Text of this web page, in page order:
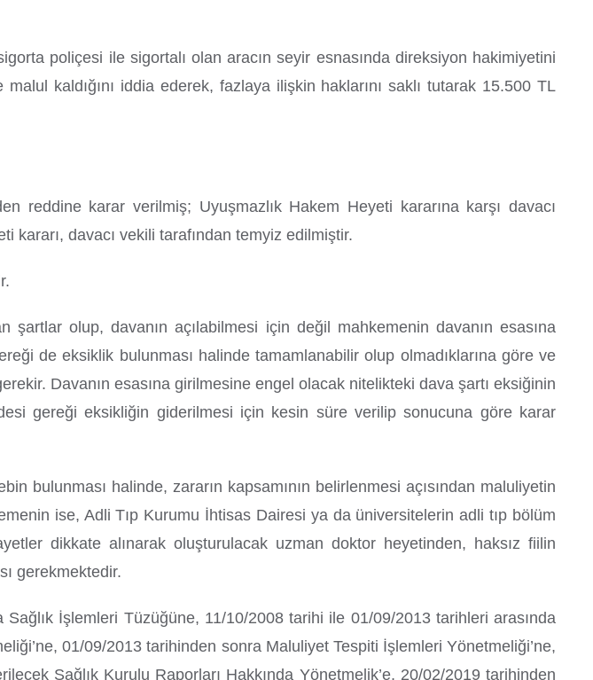
poliçesi ile sigortalı olan aracın seyir esnasında direksiyon hakimiyetini
kaldığını iddia ederek, fazlaya ilişkin haklarını saklı tutarak 15.500 TL
reddine karar verilmiş; Uyuşmazlık Hakem Heyeti kararına karşı davacı
davacı vekili tarafından temyiz edilmiştir.
şartlar olup, davanın açılabilmesi için değil mahkemenin davanın esasına
de eksiklik bulunması halinde tamamlanabilir olup olmadıklarına göre ve
Davanın esasına girilmesine engel olacak nitelikteki dava şartı eksiğinin
gereği eksikliğin giderilmesi için kesin süre verilip sonucuna göre karar
bulunması halinde, zararın kapsamının belirlenmesi açısından maluliyetin
ise, Adli Tıp Kurumu İhtisas Dairesi ya da üniversitelerin adli tıp bölüm
dikkate alınarak oluşturulacak uzman doktor heyetinden, haksız fiilin
gerekmektedir.
İşlemleri Tüzüğüne, 11/10/2008 tarihi ile 01/09/2013 tarihleri arasında
01/09/2013 tarihinden sonra Maluliyet Tespiti İşlemleri Yönetmeliği’ne,
Sağlık Kurulu Raporları Hakkında Yönetmelik’e, 20/02/2019 tarihinden